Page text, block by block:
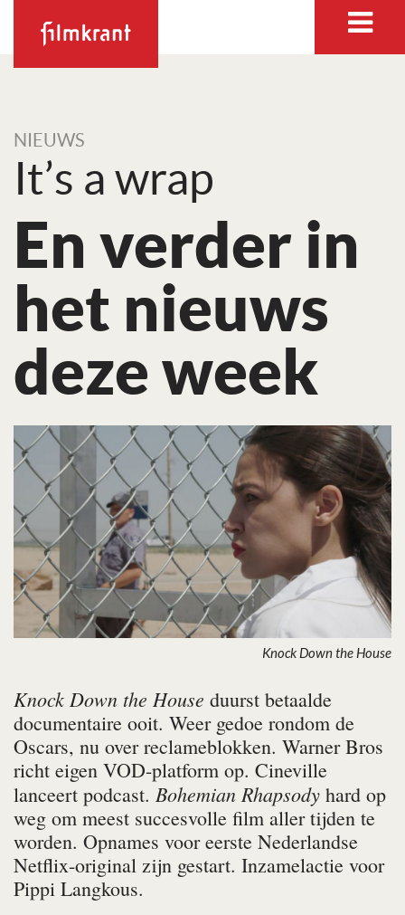
NIEUWS
It’s a wrap
En verder in
het nieuws
deze week
Knock Down the House
Knock Down the House duurst betaalde
documentaire ooit. Weer gedoe rondom de
Oscars, nu over reclameblokken. Warner Bros
richt eigen VOD-platform op. Cineville
lanceert podcast. Bohemian Rhapsody hard op
weg om meest succesvolle film aller tijden te
worden. Opnames voor eerste Nederlandse
Netflix-original zijn gestart. Inzamelactie voor
Pippi Langkous.